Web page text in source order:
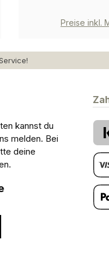
Preise inkl.
kannst du
melden. Bei
deine